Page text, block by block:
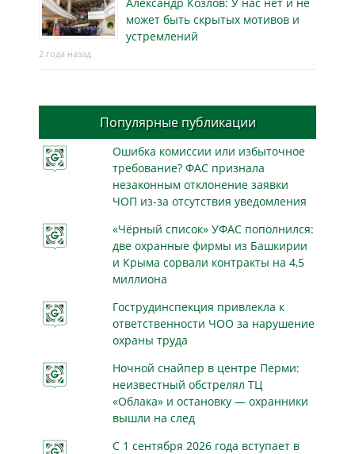
может быть скрытых мотивов и
устремлений
2 года назад
Популярные публикации
Ошибка комиссии или избыточное
требование? ФАС признала
незаконным отклонение заявки
ЧОП из-за отсутствия уведомления
«Чёрный список» УФАС пополнился:
две охранные фирмы из Башкирии
и Крыма сорвали контракты на 4,5
миллиона
Гострудинспекция привлекла к
ответственности ЧОО за нарушение
охраны труда
Ночной снайпер в центре Перми:
неизвестный обстрелял ТЦ
«Облака» и остановку — охранники
вышли на след
С 1 сентября 2026 года вступает в